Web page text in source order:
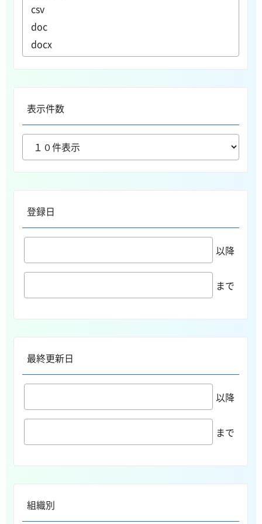
表示件数
登録日
以降
まで
最終更新日
以降
まで
組織別